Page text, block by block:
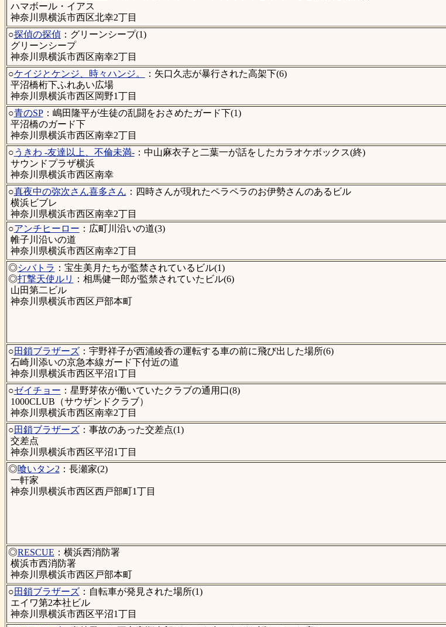
ハマボール・イアス
神奈川県横浜市西区北幸2丁目
○探偵の探偵：グリーンシープ(1)
グリーンシープ
神奈川県横浜市西区南幸2丁目
○ケイジとケンジ、時々ハンジ。
：矢口久志が暴行された高架下(6)
平沼橋桁下ふれあい広場
神奈川県横浜市西区岡野1丁目
○青のSP：嶋田隆平が生徒の乱闘をおさめたガード下(1)
平沼橋のガード下
神奈川県横浜市西区南幸2丁目
○ うきわ -友達以上、不倫未満-：中山麻衣子と二葉一が話をしたカラオケボックス(終)
サウンドプラザ横浜
神奈川県横浜市西区南幸
○真夜中の弥次さん喜多さん ：四時さんが現れたペラペラのお伊勢さんのあるビル
横浜ビブレ
神奈川県横浜市西区南幸2丁目
○アンチヒーロー ：広町川沿いの道(3)
帷子川沿いの道
神奈川県横浜市西区南幸2丁目
◎シバトラ ：宝生美月たちが監禁されているビル(1)
◎打撃天使ルリ
：相馬健一郎が監禁されていたビル(6)
山田第二ビル
神奈川県横浜市西区戸部本町
○田鎖ブラザーズ：宇野祥子が西浦綾香の運転する車の前に飛び出した場所(6)
石崎川添いの京急本線ガード下付近の道
神奈川県横浜市西区平沼1丁目
○ゼイチョー ：星野芽依が働いていたクラブの通用口(8)
1000CLUB（サウザンドクラブ）
神奈川県横浜市西区南幸2丁目
○田鎖ブラザーズ：事故のあった交差点(1)
交差点
神奈川県横浜市西区平沼1丁目
◎喰いタン2 ：長瀬家(2)
一軒家
神奈川県横浜市西区西戸部町1丁目
◎RESCUE ：横浜西消防署
横浜市西消防署
神奈川県横浜市西区戸部本町
○田鎖ブラザーズ：自転車が発見された場所(1)
エイワ第2本社ビル
神奈川県横浜市西区平沼1丁目